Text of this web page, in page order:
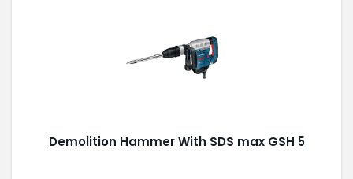
Demolition Hammer With SDS max GSH 5